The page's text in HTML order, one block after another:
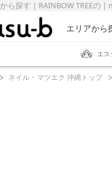
ら探す | RAINBOW TREEの |
エリアから
エス
ネイル・マツエク 沖縄トップ